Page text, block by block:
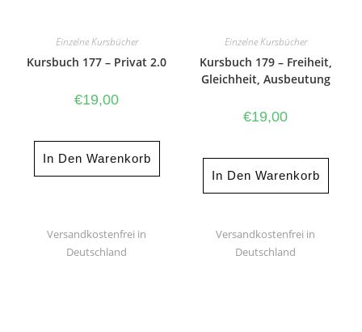
Einzelne Kursbücher
Kursbuch 177 – Privat 2.0
€19,00
In Den Warenkorb
Einzelne Kursbücher
Kursbuch 179 – Freiheit,
Gleichheit, Ausbeutung
€19,00
In Den Warenkorb
Versandkostenfrei in
Deutschland
Versandkostenfrei in
Deutschland